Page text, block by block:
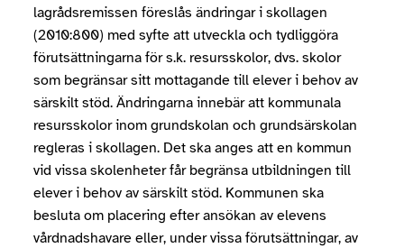
lagrådsremissen föreslås ändringar i skollagen
(2010:800) med syfte att utveckla och tydliggöra
förutsättningarna för s.k. resursskolor, dvs. skolor
som begränsar sitt mottagande till elever i behov av
särskilt stöd. Ändringarna innebär att kommunala
resursskolor inom grundskolan och grundsärskolan
regleras i skollagen. Det ska anges att en kommun
vid vissa skolenheter får begränsa utbildningen till
elever i behov av särskilt stöd. Kommunen ska
besluta om placering efter ansökan av elevens
vårdnadshavare eller, under vissa förutsättningar, av